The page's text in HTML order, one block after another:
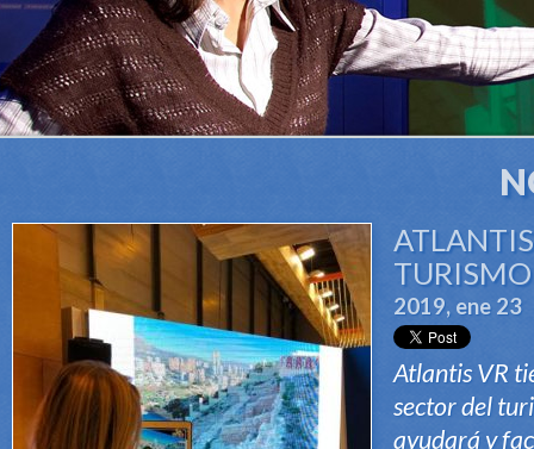
2019, ene 23
Atlantis VR
sector del
ayudará y